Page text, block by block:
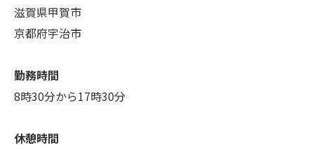
滋賀県甲賀市
京都府宇治市
勤務時間
8時30分から17時30分
休憩時間